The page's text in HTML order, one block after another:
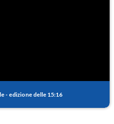
- edizione delle 15:16